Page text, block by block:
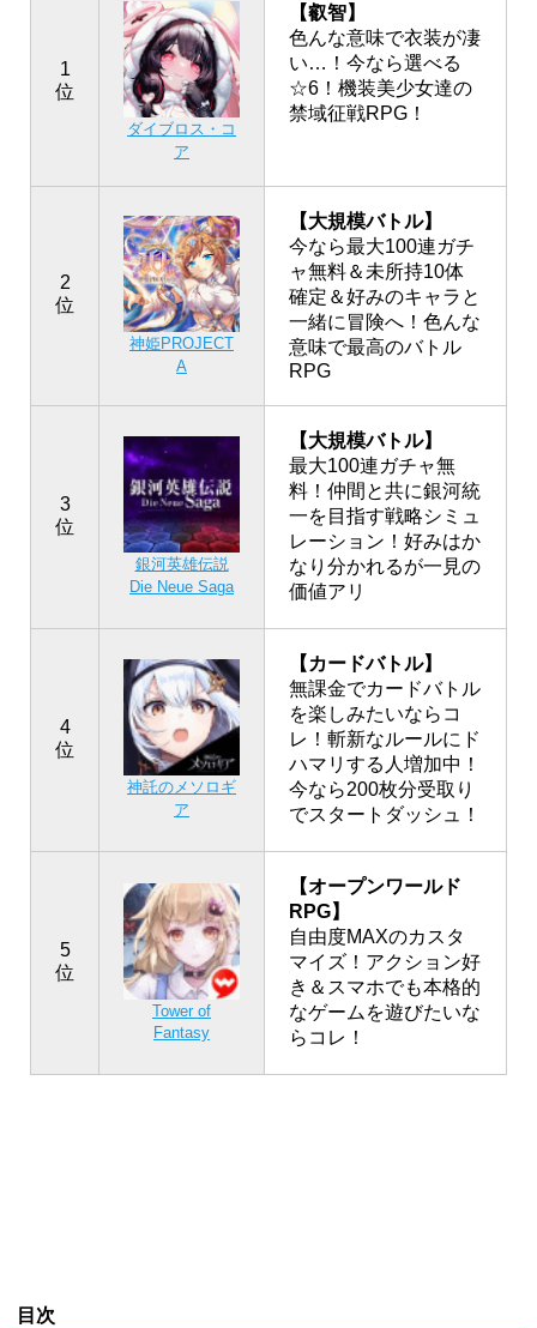
1
位
ダイブロス・コ
ア
【叡智】
色んな意味で衣装が凄
い…！今なら選べる
☆6！機装美少女達の
禁域征戦RPG！
2
位
神姫PROJECT
A
【大規模バトル】
今なら最大100連ガチ
ャ無料＆未所持10体
確定＆好みのキャラと
一緒に冒険へ！色んな
意味で最高のバトル
RPG
3
位
銀河英雄伝説
Die Neue Saga
【大規模バトル】
最大100連ガチャ無
料！仲間と共に銀河統
一を目指す戦略シミュ
レーション！好みはか
なり分かれるが一見の
価値アリ
4
位
神託のメソロギ
ア
【カードバトル】
無課金でカードバトル
を楽しみたいならコ
レ！斬新なルールにド
ハマリする人増加中！
今なら200枚分受取り
でスタートダッシュ！
5
位
Tower of
Fantasy
【オープンワールド
RPG】
自由度MAXのカスタ
マイズ！アクション好
き＆スマホでも本格的
なゲームを遊びたいな
らコレ！
目次